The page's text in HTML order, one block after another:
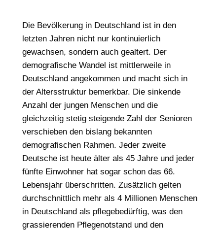
Die Bevölkerung in Deutschland ist in den
letzten Jahren nicht nur kontinuierlich
gewachsen, sondern auch gealtert. Der
demografische Wandel ist mittlerweile in
Deutschland angekommen und macht sich in
der Altersstruktur bemerkbar. Die sinkende
Anzahl der jungen Menschen und die
gleichzeitig stetig steigende Zahl der Senioren
verschieben den bislang bekannten
demografischen Rahmen. Jeder zweite
Deutsche ist heute älter als 45 Jahre und jeder
fünfte Einwohner hat sogar schon das 66.
Lebensjahr überschritten. Zusätzlich gelten
durchschnittlich mehr als 4 Millionen Menschen
in Deutschland als pflegebedürftig, was den
grassierenden Pflegenotstand und den